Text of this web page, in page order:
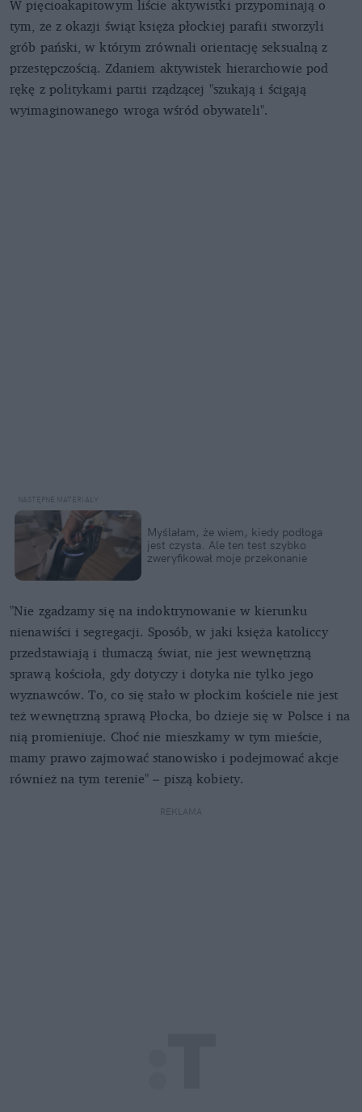
W pięcioakapitowym liście aktywistki przypominają o
tym, że z okazji świąt księża płockiej parafii stworzyli
grób pański, w którym zrównali orientację seksualną z
przestępczością. Zdaniem aktywistek hierarchowie pod
rękę z politykami partii rządzącej "szukają i ścigają
wyimaginowanego wroga wśród obywateli".
Myślałam, że wiem, kiedy podłoga
jest czysta. Ale ten test szybko
zweryfikował moje przekonanie
"Nie zgadzamy się na indoktrynowanie w kierunku
nienawiści i segregacji. Sposób, w jaki księża katoliccy
przedstawiają i tłumaczą świat, nie jest wewnętrzną
sprawą kościoła, gdy dotyczy i dotyka nie tylko jego
wyznawców. To, co się stało w płockim kościele nie jest
też wewnętrzną sprawą Płocka, bo dzieje się w Polsce i na
nią promieniuje. Choć nie mieszkamy w tym mieście,
mamy prawo zajmować stanowisko i podejmować akcje
również na tym terenie" – piszą kobiety.
REKLAMA